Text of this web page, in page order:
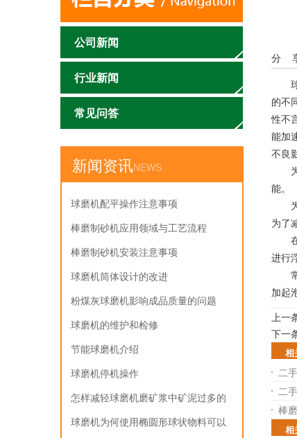
公司新闻
行业新闻
常见问答
新闻资讯NEWS
球磨机配平操作注意事项‌
棒磨制砂机应用领域与工艺流程
棒磨制砂机安装注意事项
球磨机筒体设计的改进
粉煤灰球磨机影响成品质量的问题
球磨机的维护和检修
节能球磨机介绍
球磨机停机操作
怎样减轻球磨机磨矿浆中矿泥过多的
影响
球磨机为何使用椭圆形球状物料可以
分
球
的不
性不
能加
不良
为
能。
为
为了
在
进行
常
加起
上一
下一
相
二
二
棒
相